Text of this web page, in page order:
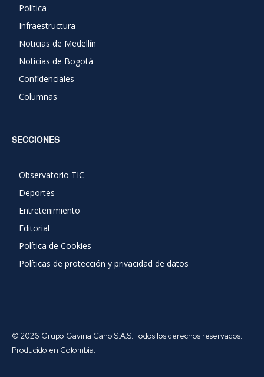
Política
Infraestructura
Noticias de Medellín
Noticias de Bogotá
Confidenciales
Columnas
SECCIONES
Observatorio TIC
Deportes
Entretenimiento
Editorial
Política de Cookies
Políticas de protección y privacidad de datos
© 2026 Grupo Gaviria Cano S.A.S. Todos los derechos reservados.
Producido en Colombia.